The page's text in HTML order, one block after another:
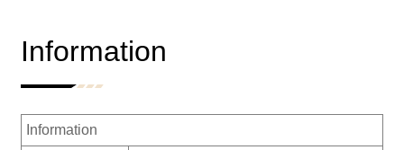
Information
Information